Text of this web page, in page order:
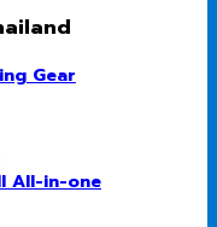
Gear
All-in-one